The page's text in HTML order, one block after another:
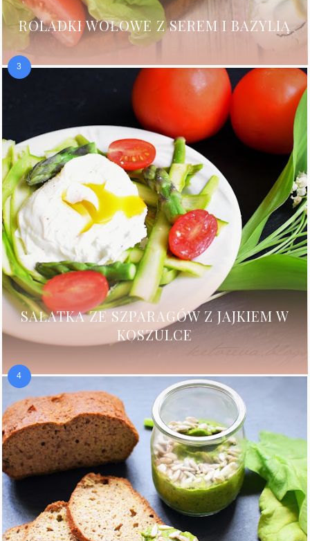
ROLADKI WOŁOWE Z SEREM I BAZYLIĄ
SAŁATKA ZE SZPARAGÓW Z JAJKIEM W
KOSZULCE